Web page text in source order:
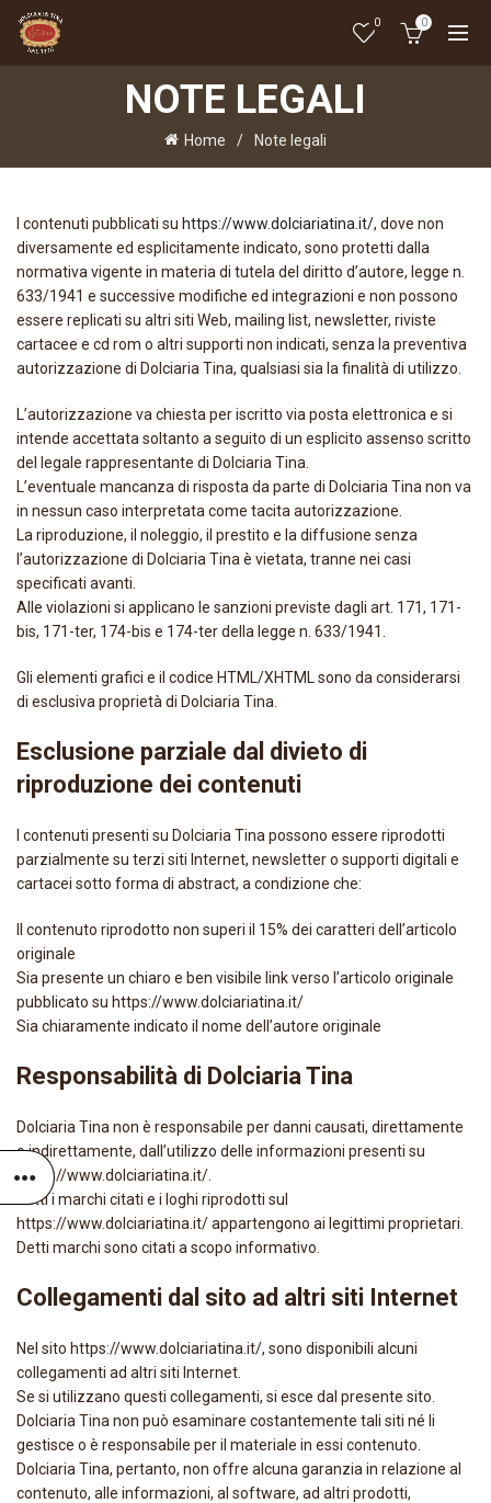
0 0
NOTE LEGALI
Home Note legali
I contenuti pubblicati su https://www.dolciariatina.it/, dove non
diversamente ed esplicitamente indicato, sono protetti dalla
normativa vigente in materia di tutela del diritto d’autore, legge n.
633/1941 e successive modifiche ed integrazioni e non possono
essere replicati su altri siti Web, mailing list, newsletter, riviste
cartacee e cd rom o altri supporti non indicati, senza la preventiva
autorizzazione di Dolciaria Tina, qualsiasi sia la finalità di utilizzo.
L’autorizzazione va chiesta per iscritto via posta elettronica e si
intende accettata soltanto a seguito di un esplicito assenso scritto
del legale rappresentante di Dolciaria Tina.
L’eventuale mancanza di risposta da parte di Dolciaria Tina non va
in nessun caso interpretata come tacita autorizzazione.
La riproduzione, il noleggio, il prestito e la diffusione senza
l’autorizzazione di Dolciaria Tina è vietata, tranne nei casi
specificati avanti.
Alle violazioni si applicano le sanzioni previste dagli art. 171, 171-
bis, 171-ter, 174-bis e 174-ter della legge n. 633/1941.
Gli elementi grafici e il codice HTML/XHTML sono da considerarsi
di esclusiva proprietà di Dolciaria Tina.
Esclusione parziale dal divieto di
riproduzione dei contenuti
I contenuti presenti su Dolciaria Tina possono essere riprodotti
parzialmente su terzi siti Internet, newsletter o supporti digitali e
cartacei sotto forma di abstract, a condizione che:
Il contenuto riprodotto non superi il 15% dei caratteri dell’articolo
originale
Sia presente un chiaro e ben visibile link verso l’articolo originale
pubblicato su https://www.dolciariatina.it/
Sia chiaramente indicato il nome dell’autore originale
Responsabilità di Dolciaria Tina
Dolciaria Tina non è responsabile per danni causati, direttamente
o indirettamente, dall’utilizzo delle informazioni presenti su
https://www.dolciariatina.it/.
Tutti i marchi citati e i loghi riprodotti sul
https://www.dolciariatina.it/ appartengono ai legittimi proprietari.
Detti marchi sono citati a scopo informativo.
Collegamenti dal sito ad altri siti Internet
Nel sito https://www.dolciariatina.it/, sono disponibili alcuni
collegamenti ad altri siti Internet.
Se si utilizzano questi collegamenti, si esce dal presente sito.
Dolciaria Tina non può esaminare costantemente tali siti né li
gestisce o è responsabile per il materiale in essi contenuto.
Dolciaria Tina, pertanto, non offre alcuna garanzia in relazione al
contenuto, alle informazioni, al software, ad altri prodotti,